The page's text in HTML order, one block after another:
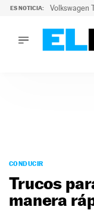
ES NOTICIA: Volkswagen
PODCAST
MOTOS
TECNOLOGÍA
CONDUCIR
Trucos
manera